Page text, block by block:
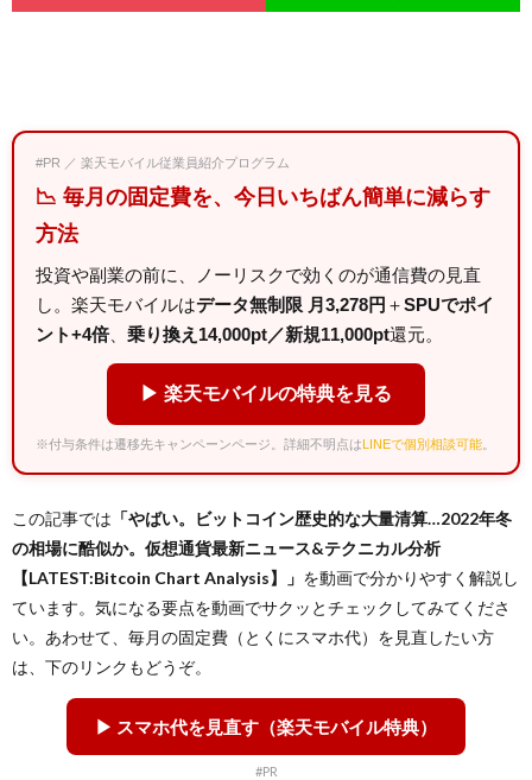
#PR ／ 楽天モバイル従業員紹介プログラム
📉 毎月の固定費を、今日いちばん簡単に減らす
方法
投資や副業の前に、ノーリスクで効くのが通信費の見直
し。楽天モバイルはデータ無制限 月3,278円 ＋SPUでポイ
ント+4倍
乗り換え14,000pt／新規11,000pt還元。
▶ 楽天モバイルの特典を見る
※付与条件は遷移先キャンペーンページ。詳細不明点はLINEで個別相談可能
この記事では 「やばい。ビットコイン歴史的な大量清算…2022年冬
の相場に酷似か。仮想通貨最新ニュース&テクニカル分析
【LATEST:Bitcoin Chart Analysis】」 を動画で分かりやすく解説し
ています。気になる要点を動画でサクッとチェックしてみてくださ
い。あわせて、毎月の固定費（とくにスマホ代）を見直したい方
は、下のリンクもどうぞ。
▶ スマホ代を見直す（楽天モバイル特典）
#PR